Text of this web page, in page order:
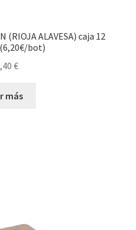
(RIOJA ALAVESA) caja 12
bot)
€
más